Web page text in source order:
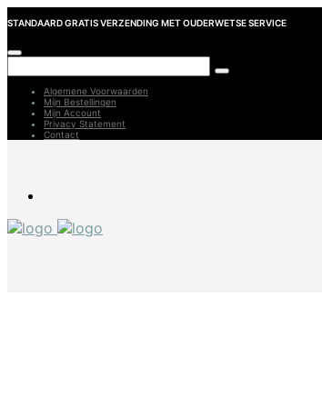
STANDAARD GRATIS VERZENDING MET OUDERWETSE SERVICE
Algemene Voorwaarden
Mijn Bestellingen
Mijn Account
Privacy Statement
Contact